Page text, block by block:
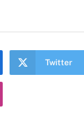
Twitter